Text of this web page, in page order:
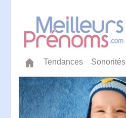
Tendances Sonorités